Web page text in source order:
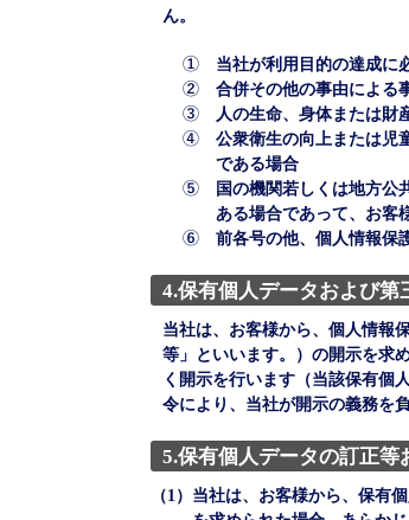
ん。
① 当社が利用目的の達成に
② 合併その他の事由による
③
人の生命、身体または財
④ 公衆衛生の向上または児
である場合
⑤
国の機関若しくは地方公
ある場合であって、お客
⑥ 前各号の他、個人情報保
4.保有個人データおよび第
当社は、お客様から、個人情報
等」といいます。）の開示を求
く開示を行います（当該保有個
令により、当社が開示の義務を
5.保有個人データの訂正等
（1） 当社は、お客様から、保有